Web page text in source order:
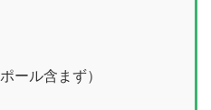
ール含まず）